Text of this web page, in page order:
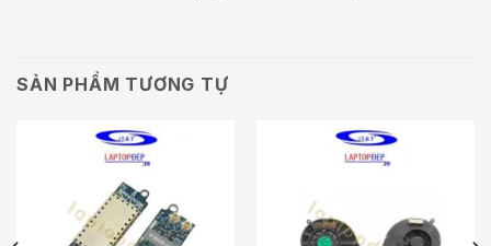
SẢN PHẨM TƯƠNG TỰ